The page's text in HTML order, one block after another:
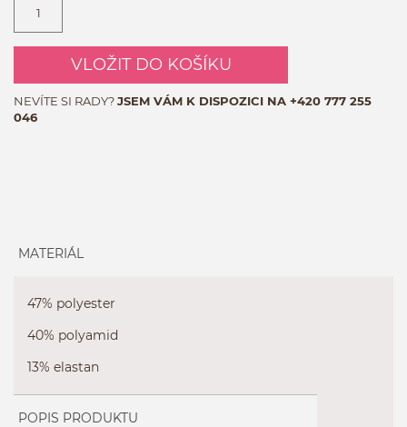
VLOŽIT DO KOŠÍKU
NEVÍTE SI RADY?JSEM VÁM K DISPOZICI NA +420 777 255
046
MATERIÁL
47% polyester
40% polyamid
13% elastan
POPIS PRODUKTU